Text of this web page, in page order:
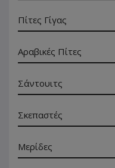
Πίτες Γίγας
Αραβικές Πίτες
Σάντουιτς
Σκεπαστές
Μερίδες